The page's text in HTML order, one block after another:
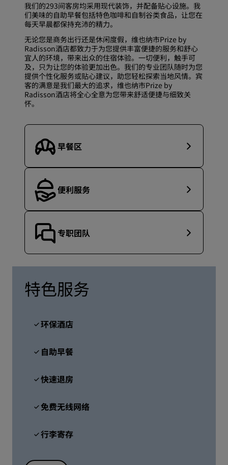
我们的293间客房均采用现代装饰，并配备贴心设施。我
们美味的自助早餐包括特色咖啡和自制谷类食品，让您在
每天早晨都保持充沛的精力。
无论您是商务出行还是休闲度假，维也纳市Prize by
Radisson酒店都致力于为您提供丰富便捷的服务和舒心
宜人的环境，带来出众的住宿体验。一切便利，触手可
及，只为让您的体验更加出色。我们的专业团队随时为您
提供个性化服务或贴心建议，助您轻松探索当地风情。宾
客的满意是我们最大的追求，维也纳市Prize by
Radisson酒店将全心全意为您带来舒适便捷与细致关
怀。
早餐区
便利服务
专职团队
特色服务
环保酒店
自助早餐
快速退房
免费无线网络
行李寄存